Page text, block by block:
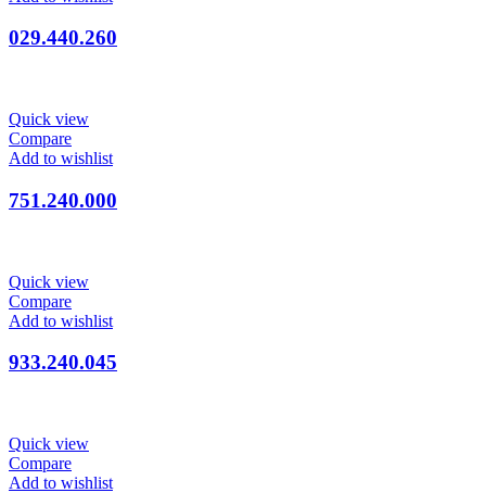
029.440.260
Quick view
Compare
Add to wishlist
751.240.000
Quick view
Compare
Add to wishlist
933.240.045
Quick view
Compare
Add to wishlist